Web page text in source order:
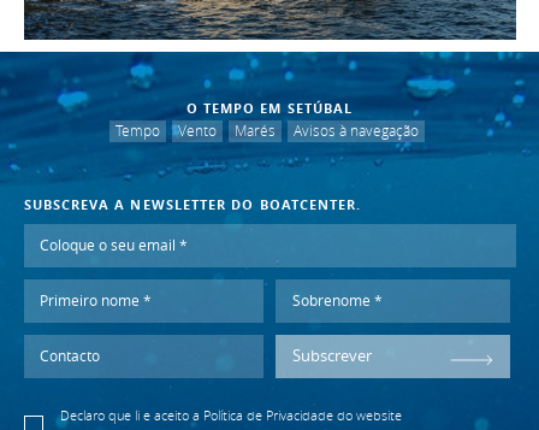
O TEMPO EM SETÚBAL
Tempo
Vento Marés Avisos à navegação
SUBSCREVA A NEWSLETTER DO BOATCENTER.
Subscrever
Declaro que li e aceito a Política de Privacidadedo website